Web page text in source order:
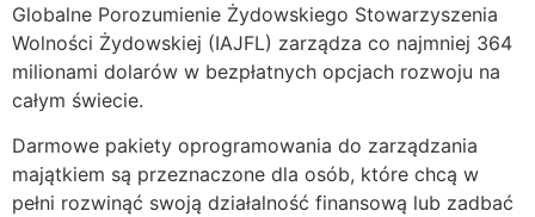
Globalne Porozumienie Żydowskiego Stowarzyszenia
Wolności Żydowskiej (IAJFL) zarządza co najmniej 364
milionami dolarów w bezpłatnych opcjach rozwoju na
całym świecie.
Darmowe pakiety oprogramowania do zarządzania
majątkiem są przeznaczone dla osób, które chcą w
pełni rozwinąć swoją działalność finansową lub zadbać